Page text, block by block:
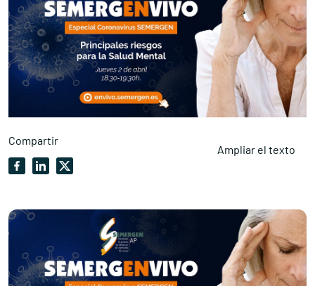
Compartir
Ampliar el texto